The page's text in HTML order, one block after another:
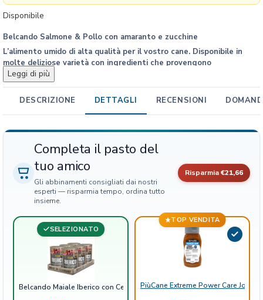
Disponibile
Belcando Salmone & Pollo con amaranto e zucchine
L’alimento umido di alta qualità per il vostro cane. Disponibile in
molte deliziose varietà con ingredienti che provengono
dall’affidabile agricoltura tedesca. Non utilizziamo carne pressata,
ma solo carne in pezzi, cucinata con cura. Ogni menù viene arricchito
con ingredienti selezionati e contiene prezioso olio di cardo, ricco di
non contiene aromatizzanti, coloranti e conservanti.
Leggi di più
b
e
o
c
o
e
c
i
M
i
R
DESCRIZIONE DETTAGLI RECENSIONI
Completa il pasto del
tuo amico
Gli abbinamenti consigliati dai nostri
esperti — risparmia tempo, ordina tutto
insieme.
Risparmia€21,66
SELEZIONATO
Belcando Maiale Iberico con Ceci e Mirtilli Rossi Scatolette
TOP VENDITA
PiùCane Extreme Power Care Joint